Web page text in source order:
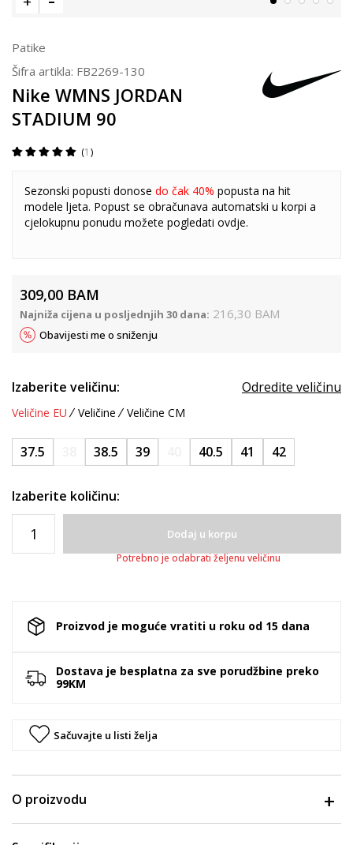
Patike
Šifra artikla: FB2269-130
Nike WMNS JORDAN
STADIUM 90
1
Sezonski popusti donose do čak 40% popusta na hit
modele ljeta. Popust se obračunava automatski u korpi a
cjelokupnu ponudu možete pogledati ovdje.
309,00 BAM
Najniža cijena u posljednjih 30 dana: 216,30 BAM
Obavijesti me o sniženju
Izaberite veličinu: Odredite veličinu
Veličine EU Veličine Veličine CM
37.5 38.5 39 40.5 41 42
Izaberite količinu:
Dodaj u korpu
Potrebno je odabrati željenu veličinu
Proizvod je moguće vratiti u roku od 15 dana
Dostava je besplatna za sve porudžbine preko
99KM
Sačuvajte u listi želja
O proizvodu